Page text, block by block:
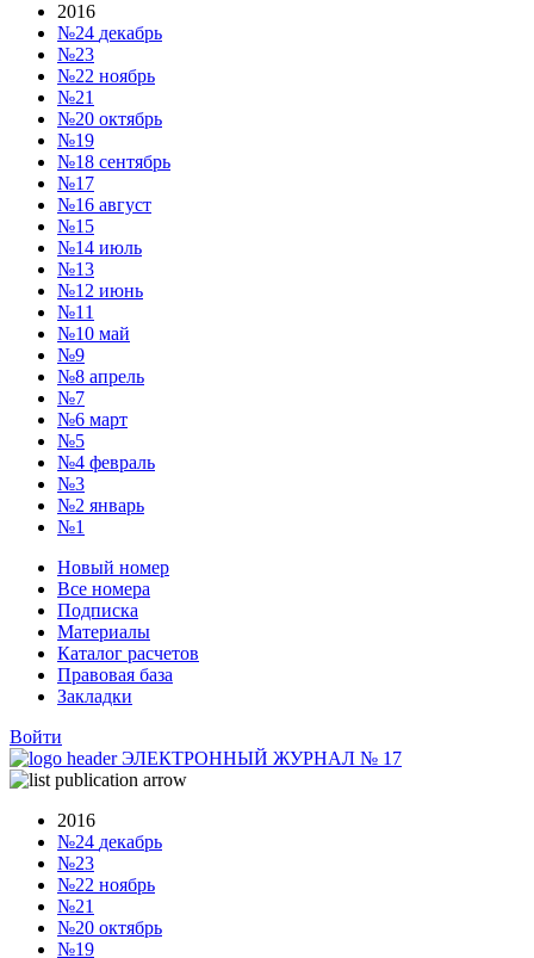
2016
№24 декабрь
№23
№22 ноябрь
№21
№20 октябрь
№19
№18 сентябрь
№17
№16 август
№15
№14 июль
№13
№12 июнь
№11
№10 май
№9
№8 апрель
№7
№6 март
№5
№4 февраль
№3
№2 январь
№1
Новый номер
Все номера
Подписка
Материалы
Каталог расчетов
Правовая база
Закладки
Войти
ЭЛЕКТРОННЫЙ ЖУРНАЛ № 17
2016
№24 декабрь
№23
№22 ноябрь
№21
№20 октябрь
№19